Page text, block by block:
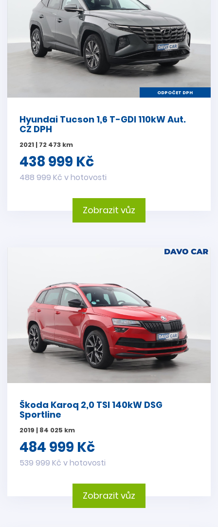
ODPOČET DPH
Hyundai Tucson 1,6 T-GDI 110kW Aut.
CZ DPH
2021 | 72 473 km
438 999 Kč
488 999 Kč v hotovosti
Zobrazit vůz
Škoda Karoq 2,0 TSI 140kW DSG
Sportline
2019 | 84 025 km
484 999 Kč
539 999 Kč v hotovosti
Zobrazit vůz